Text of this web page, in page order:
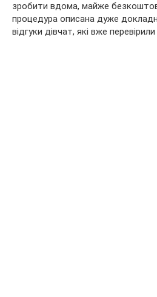
зробити вдома, майже
процедура описана дуже
відгуки дівчат, які вже